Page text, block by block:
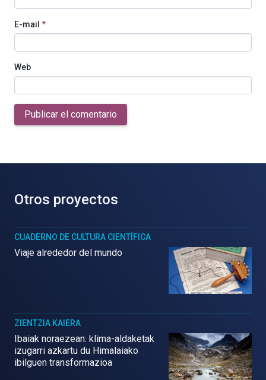
E-mail *
Web
Publicar el comentario
Otros proyectos
CUADERNO DE CULTURA CIENTÍFICA
Viaje alrededor del mundo
ZIENTZIA KAIERA
Ibaiak noraezean: klima-aldaketak
izugarri azkartu du Himalaiako
ibilguen transformazioa